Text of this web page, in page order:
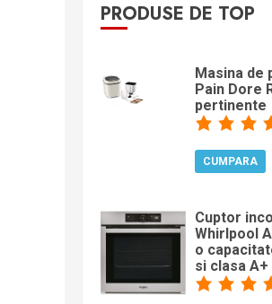
PRODUSE DE TOP
Masina de
Pain Dore
pertinente
CUMPARA
Cuptor
Whirlpool
o
si clasa A+